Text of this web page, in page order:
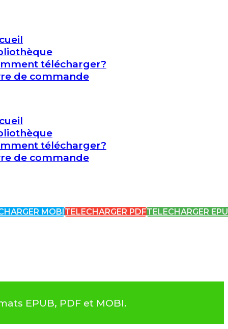
télécharger?
de commande
télécharger?
de commande
MOBITELECHARGER PDFTELECHARGER
EPUB, PDF et MOBI.